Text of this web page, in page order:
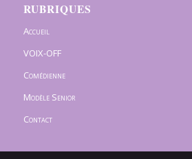
RUBRIQUES
Accueil
VOIX-OFF
Comédienne
Modèle Senior
Contact